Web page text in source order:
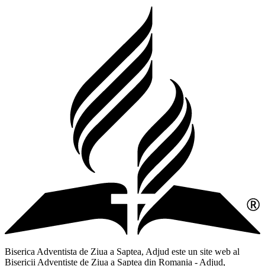
Biserica Adventista de Ziua a Saptea, Adjud este un site web al
Bisericii Adventiste de Ziua a Saptea din Romania - Adjud,